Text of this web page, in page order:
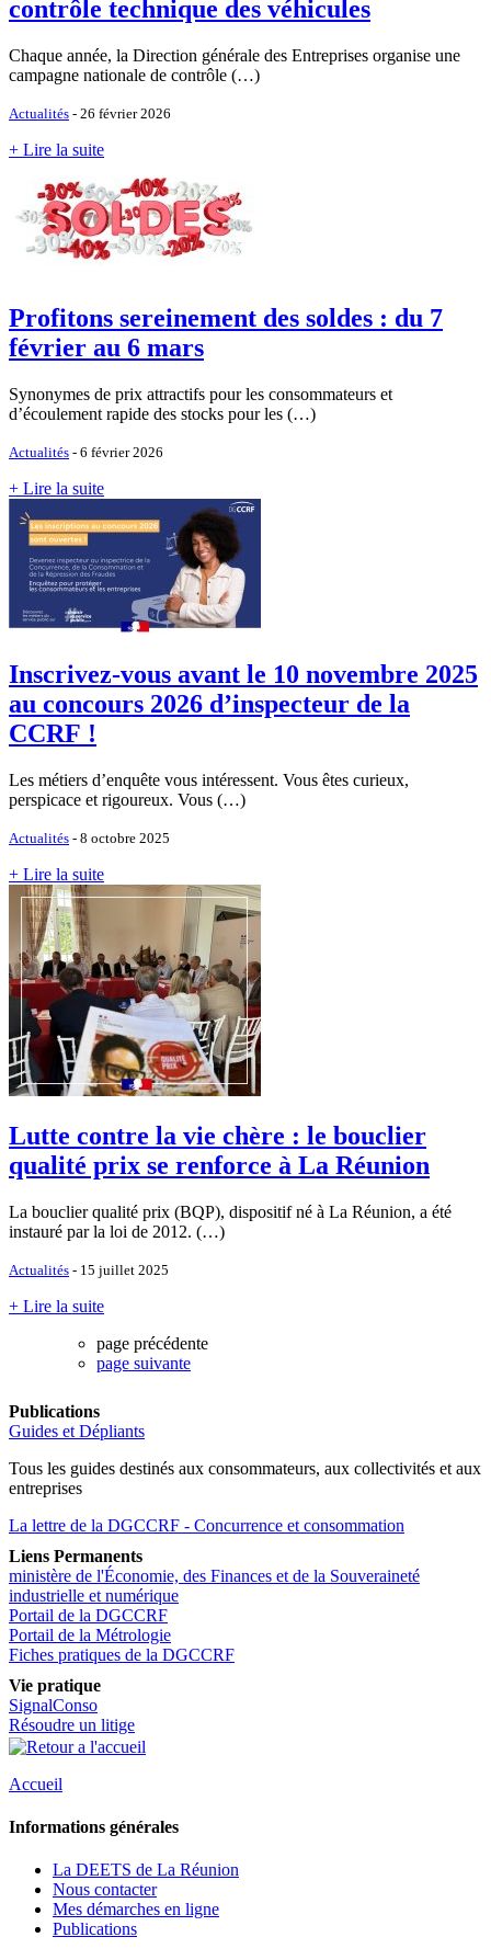
contrôle technique des véhicules
Chaque année, la Direction générale des Entreprises organise une
campagne nationale de contrôle (…)
Actualités - 26 février 2026
+ Lire la suite
Profitons sereinement des soldes : du 7
février au 6 mars
Synonymes de prix attractifs pour les consommateurs et
d’écoulement rapide des stocks pour les (…)
Actualités - 6 février 2026
+ Lire la suite
Inscrivez-vous avant le 10 novembre 2025
au concours 2026 d’inspecteur de la
CCRF !
Les métiers d’enquête vous intéressent. Vous êtes curieux,
perspicace et rigoureux. Vous (…)
Actualités - 8 octobre 2025
+ Lire la suite
Lutte contre la vie chère : le bouclier
qualité prix se renforce à La Réunion
La bouclier qualité prix (BQP), dispositif né à La Réunion, a été
instauré par la loi de 2012. (…)
Actualités - 15 juillet 2025
+ Lire la suite
page précédente
page suivante
Publications
Guides et Dépliants
Tous les guides destinés aux consommateurs, aux collectivités et aux
entreprises
La lettre de la DGCCRF - Concurrence et consommation
Liens Permanents
ministère de l'Économie, des Finances et de la Souveraineté
industrielle et numérique
Portail de la DGCCRF
Portail de la Métrologie
Fiches pratiques de la DGCCRF
Vie pratique
SignalConso
Résoudre un litige
Accueil
Informations générales
La DEETS de La Réunion
Nous contacter
Mes démarches en ligne
Publications